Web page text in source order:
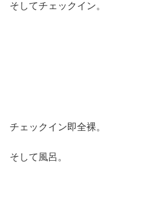
そしてチェックイン。
チェックイン即全裸。
そして風呂。